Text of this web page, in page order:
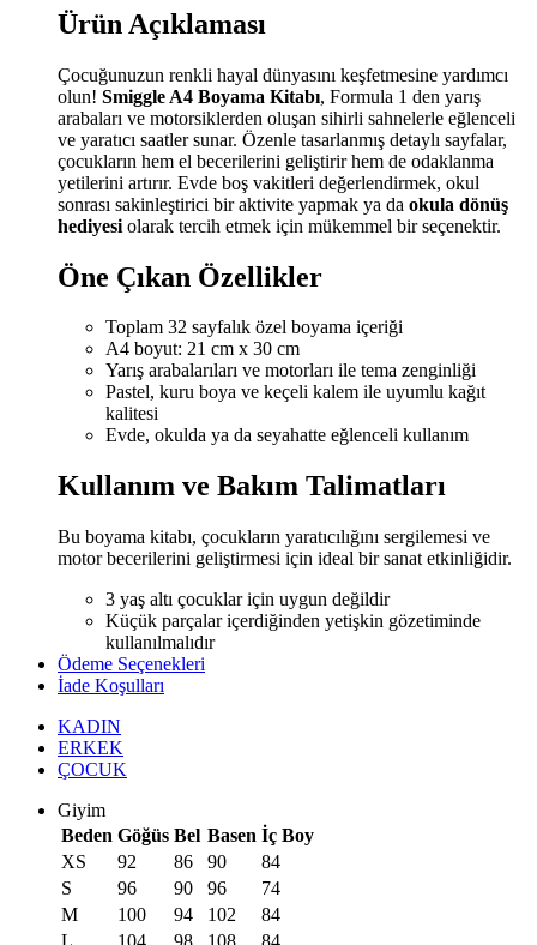
Ürün Açıklaması
Çocuğunuzun renkli hayal dünyasını keşfetmesine yardımcı
olun! Smiggle A4 Boyama Kitabı, Formula 1 den yarış
arabaları ve motorsiklerden oluşan sihirli sahnelerle eğlenceli
ve yaratıcı saatler sunar. Özenle tasarlanmış detaylı sayfalar,
çocukların hem el becerilerini geliştirir hem de odaklanma
yetilerini artırır. Evde boş vakitleri değerlendirmek, okul
sonrası sakinleştirici bir aktivite yapmak ya da okula dönüş
hediyesi olarak tercih etmek için mükemmel bir seçenektir.
Öne Çıkan Özellikler
Toplam 32 sayfalık özel boyama içeriği
A4 boyut: 21 cm x 30 cm
Yarış arabalarıları ve motorları ile tema zenginliği
Pastel, kuru boya ve keçeli kalem ile uyumlu kağıt
kalitesi
Evde, okulda ya da seyahatte eğlenceli kullanım
Kullanım ve Bakım Talimatları
Bu boyama kitabı, çocukların yaratıcılığını sergilemesi ve
motor becerilerini geliştirmesi için ideal bir sanat etkinliğidir.
3 yaş altı çocuklar için uygun değildir
Küçük parçalar içerdiğinden yetişkin gözetiminde
kullanılmalıdır
Ödeme Seçenekleri
İade Koşulları
KADIN
ERKEK
ÇOCUK
Giyim
Beden Göğüs Bel Basen İç Boy
XS
92 86 90
84
S
96 90 96
74
M
100 94 102
84